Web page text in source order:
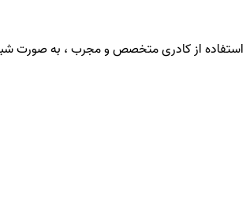
استفاده از کادری متخصص و مجرب ، به صورت